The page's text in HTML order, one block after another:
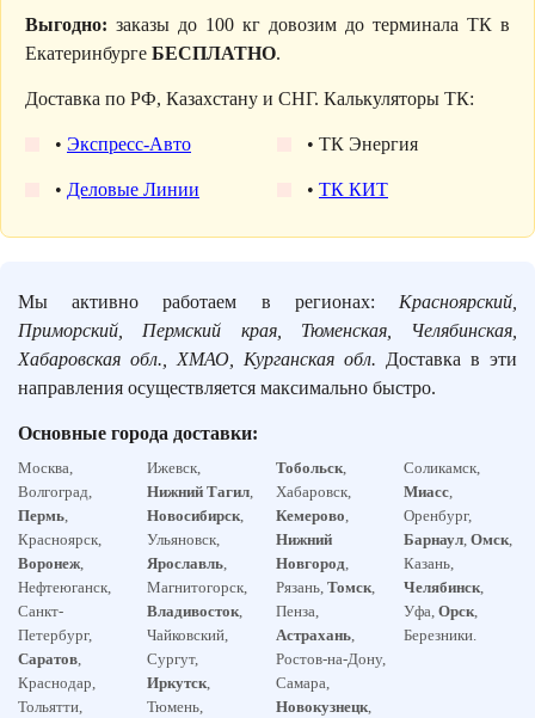
Выгодно: заказы до 100 кг довозим до терминала ТК в
Екатеринбурге БЕСПЛАТНО.
Доставка по РФ, Казахстану и СНГ. Калькуляторы ТК:
• Экспресс-Авто
• Деловые Линии
• ТК Энергия
• ТК КИТ
Мы активно работаем в регионах: Красноярский,
Приморский, Пермский края, Тюменская, Челябинская,
Хабаровская обл., ХМАО, Курганская обл. Доставка в эти
направления осуществляется максимально быстро.
Основные города доставки:
Москва,
Волгоград,
Пермь,
Красноярск,
Воронеж,
Нефтеюганск,
Санкт-
Петербург,
Саратов,
Краснодар,
Тольятти,
Ижевск,
Нижний Тагил,
Новосибирск,
Ульяновск,
Ярославль,
Магнитогорск,
Владивосток,
Чайковский,
Сургут,
Иркутск,
Тюмень,
Тобольск,
Хабаровск,
Кемерово,
Нижний
Новгород,
Рязань, Томск,
Пенза,
Астрахань,
Ростов-на-Дону,
Самара,
Новокузнецк,
Соликамск,
Миасс,
Оренбург,
Барнаул,Омск,
Казань,
Челябинск,
Уфа,Орск,
Березники.